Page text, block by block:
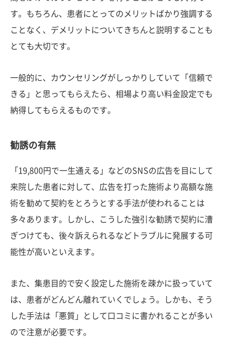
す。もちろん、患者にとってのメリットばかり強調する
ことなく、デメリットについてきちんと説明することも
とても大切です。
一般的に、カウンセリングがしっかりしていて「信頼で
きる」と思ってもらえたら、相場より高い料金設定でも
納得してもらえるものです。
勧誘の有無
「19,800円で一生通える」などのSNSの広告を目にして
来院した患者に対して、広告を打った施術より高額な施
術を勧めて契約をとろうとする手法が使われることは
多々あります。しかし、こうした強引な勧誘で契約に漕
ぎつけても、後々訴えられるなどトラブルに発展する可
能性が高いといえます。
また、集患目的で安く設定した施術を疎かに扱っていて
は、患者がどんどん離れていくでしょう。しかも、そう
した手法は「悪質」として口コミに書かれることが多い
ので注意が必要です。